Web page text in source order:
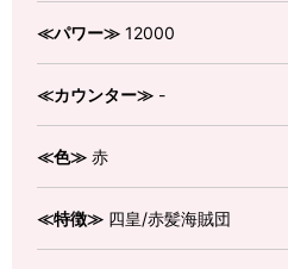
≪パワー≫ 12000
≪カウンター≫ -
≪色≫ 赤
≪特徴≫ 四皇/赤髪海賊団